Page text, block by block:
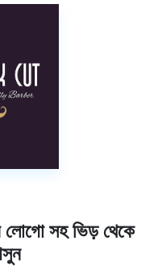
লোগো সহ ভিড় থেকে